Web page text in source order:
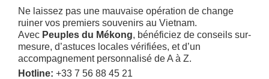
Ne laissez pas une mauvaise opération de change
ruiner vos premiers souvenirs au Vietnam.
Avec Peuples du Mékong, bénéficiez de conseils sur-
mesure, d’astuces locales vérifiées, et d’un
accompagnement personnalisé de A à Z.
Hotline: +33 7 56 88 45 21